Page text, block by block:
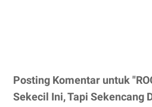
Posting Komentar untuk
Sekecil Ini, Tapi Sekencang